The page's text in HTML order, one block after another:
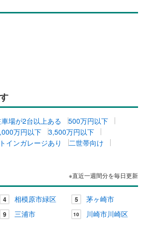
場が2台以上ある
500万円以下
万円以下
3,500万円以下
インガレージあり
二世帯向け
※直近一週間分を毎日更新
4 相模原市緑区 5 茅ヶ崎市
9 三浦市 10 川崎市川崎区